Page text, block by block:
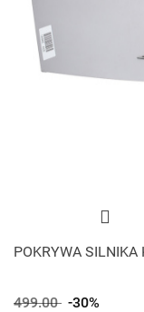
POKRYWA SILNIKA
499.00 -30%